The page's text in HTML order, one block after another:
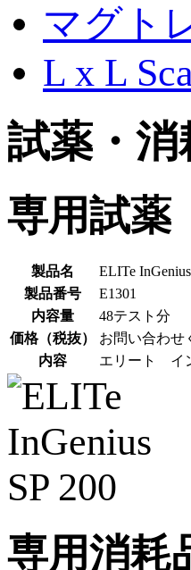
マグト
L x L
試薬・消
専用試薬
製品名
ELITe
製品番号
E1301
内容量
48テスト分
価格（税抜）
お問い合わせ
内容
エリート イ
専用消耗